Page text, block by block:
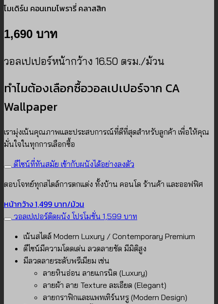
โมเดิร์น คอนเทมโพรารี่ คลาสสิก
1,690 บาท
วอลเปเปอร์หน้ากว้าง 16.50 ตรม./ม้วน
ทำไมต้องเลือกซื้อวอลเปเปอร์จาก CA
Wallpaper
เรามุ่งเน้นคุณภาพและประสบการณ์ที่ดีที่สุดสำหรับลูกค้า เพื่อให้คุณ
มั่นใจในทุกการเลือกซื้อ
ดีไซน์ที่ทันสมัย เข้ากับผนังได้อย่างลงตัว
ตอบโจทย์ทุกสไตล์การตกแต่ง ทั้งบ้าน คอนโด ร้านค้า และออฟฟิศ
หน้ากว้าง 1,499 บาท/ม้วน
วอลเปเปอร์ติดผนัง โปรโมชั่น 1,599 บาท
เน้นสไตล์ Modern Luxury / Contemporary Premium
ดีไซน์มีความโดดเด่น ลวดลายชัด มีมิติสูง
มีลวดลายระดับพรีเมียม เช่น
ลายหินอ่อน ลายแกรนิต (Luxury)
ลายผ้า ลาย Texture ละเอียด (Elegant)
ลายกราฟิกและแพทเทิร์นหรู (Modern Design)